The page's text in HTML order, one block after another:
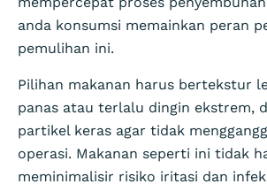
anda konsumsi memainkan peran
pemulihan ini.
Pilihan makanan harus bertekstur
panas atau terlalu dingin ekstrem,
partikel keras agar tidak
operasi. Makanan seperti ini tidak
meminimalisir risiko iritasi dan